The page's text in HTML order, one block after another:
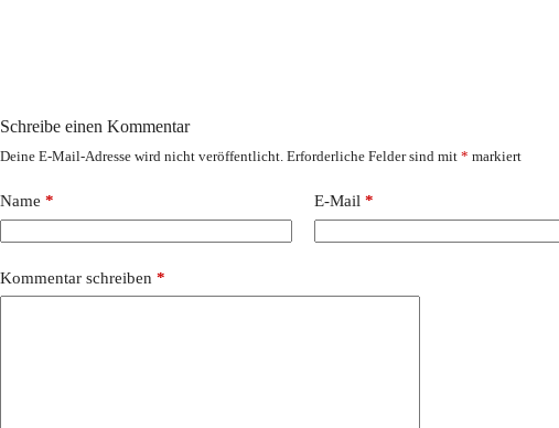
Schreibe einen Kommentar
Deine E-Mail-Adresse wird nicht veröffentlicht. Erforderliche Felder sind mit * markiert
Name * E-Mail *
Kommentar schreiben *